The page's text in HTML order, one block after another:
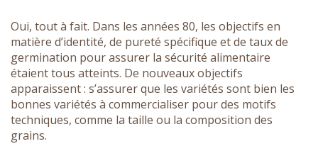
Oui, tout à fait. Dans les années 80, les objectifs en
matière d’identité, de pureté spécifique et de taux de
germination pour assurer la sécurité alimentaire
étaient tous atteints. De nouveaux objectifs
apparaissent : s’assurer que les variétés sont bien les
bonnes variétés à commercialiser pour des motifs
techniques, comme la taille ou la composition des
grains.